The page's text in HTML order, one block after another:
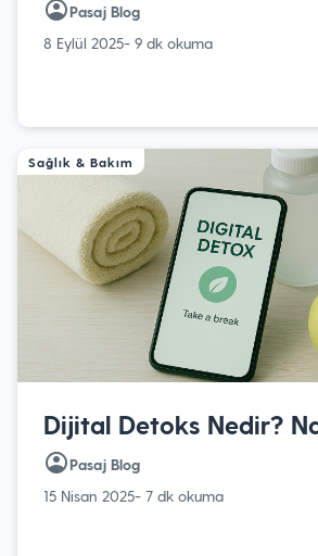
Pasaj Blog
8 Eylül 2025- 9 dk okuma
Sağlık & Bakım
Dijital Detoks Nedir?
Pasaj Blog
15 Nisan 2025- 7 dk okuma